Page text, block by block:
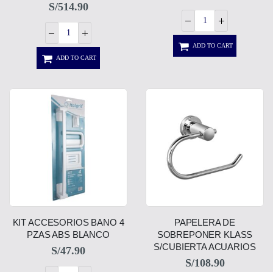
S/514.90
ADD TO CART
ADD TO CART
KIT ACCESORIOS BANO 4
PZAS ABS BLANCO
S/47.90
PAPELERA DE
SOBREPONER KLASS
S/CUBIERTA ACUARIOS
S/108.90